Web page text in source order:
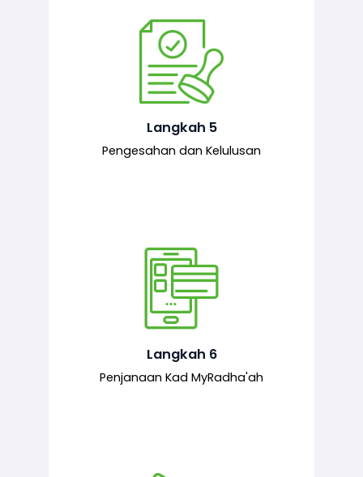
Langkah 5
Pengesahan dan Kelulusan
Pegawai pelulus menilai permohonan
dan memberi pengesahan serta
kelulusan akhir sekiranya semuanya
mematuhi syarat ditetapkan.
Langkah 6
Penjanaan Kad MyRadha'ah
Setelah permohonan diluluskan, kad
MyRadha’ah akan dijana.